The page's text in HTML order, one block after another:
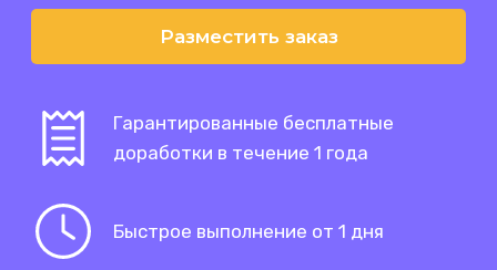
Разместить заказ
Гарантированные бесплатные
доработки в течение 1 года
Быстрое выполнение от 1 дня